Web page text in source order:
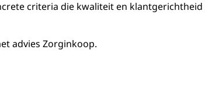
criteria die kwaliteit en
advies Zorginkoop.